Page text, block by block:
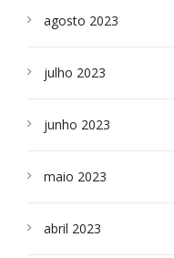
agosto 2023
julho 2023
junho 2023
maio 2023
abril 2023